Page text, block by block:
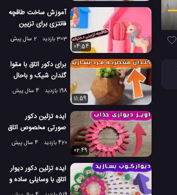
آموزش ساخت طاقچه
فانتزی برای تزیین
دیوار اتاق دخترانه!
303 بازدید
2 سال پیش
04:54
برای دکور اتاق با مقوا
گلدان شیک و باحال
مکعبی بسازید
198 بازدید
4 سال پیش
11:59
ایده تزئین دکور
صورتی مخصوص اتاق
با قوطی کبریت
420 بازدید
4 سال پیش
02:49
ایده تزئین دکور دیوار
اتاق با وسایلی ساده و
در دسترس